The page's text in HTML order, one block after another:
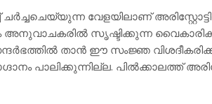
വേളയിലാണ്
അനുവാചകരില്‍ സൃഷ്ടിക്കുന്ന
താന്‍ ഈ സംജ്ഞ
പാലിക്കുന്നില്ല. പില്‍ക്കാലത്ത്